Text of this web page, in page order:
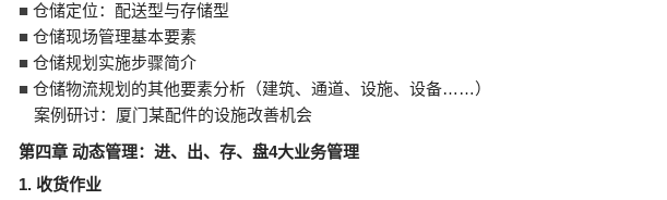
■ 仓储定位：配送型与存储型
■ 仓储现场管理基本要素
■ 仓储规划实施步骤简介
■ 仓储物流规划的其他要素分析（建筑、通道、设施、设备……）
案例研讨：厦门某配件的设施改善机会
第四章 动态管理：进、出、存、盘4大业务管理
1. 收货作业